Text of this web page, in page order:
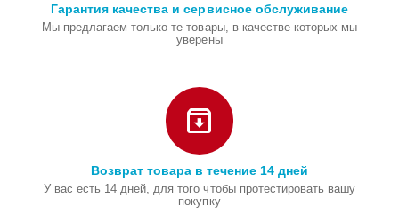
Гарантия качества и сервисное обслуживание
Мы предлагаем только те товары, в качестве которых мы
уверены
Возврат товара в течение 14 дней
У вас есть 14 дней, для того чтобы протестировать вашу
покупку